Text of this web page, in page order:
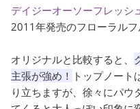
デイジーオーソーフレッシ
2011年発売のフローラルフ
オリジナルと比較すると、
主張が強め！ トップノート
り立ちますが、徐々にパウ